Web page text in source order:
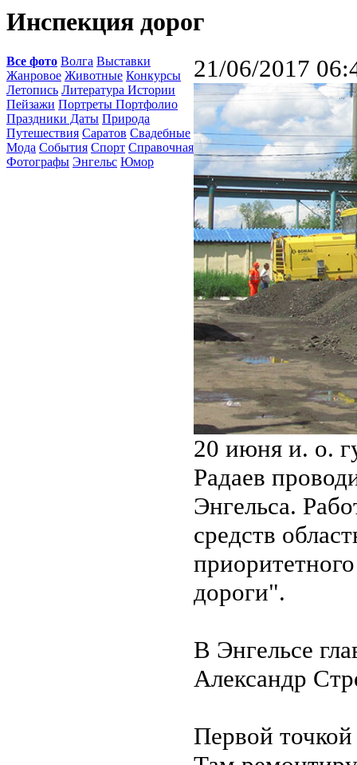
Инспекция дорог
Все фото Волга Выставки
Жанровое Животные Конкурсы
Летопись Литература Истории
Пейзажи Портреты Портфолио
Праздники Даты Природа
Путешествия Саратов Свадебные
Мода События Спорт Справочная
Фотографы Энгельс Юмор
21/06/2017
20 июня и. о.
Радаев
Энгельса.
средств
дороги".
В Энгельсе
Александр
Первой точкой